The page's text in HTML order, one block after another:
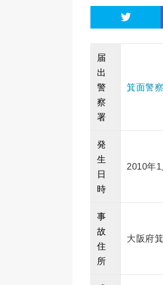
twitter
届
出
警
察
署
箕面警
発
生
日
時
2010年
事
故
住
所
大阪府